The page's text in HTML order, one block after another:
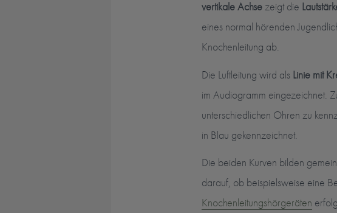
vertikale Achse zeigt die
eines normal hörenden
Knochenleitung ab.
Die Luftleitung wird als Linie mit
im Audiogramm eingezeichnet.
unterschiedlichen Ohren zu
in Blau gekennzeichnet.
Die beiden Kurven bilden
darauf, ob beispielsweise eine
Knochenleitungshörgeräten